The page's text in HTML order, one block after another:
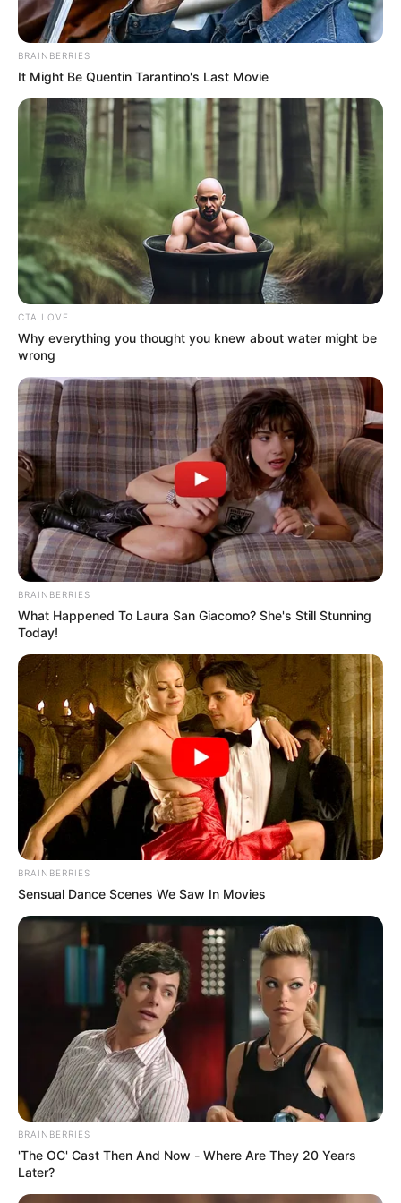
recomendación.
LEA TAMBIÉN
Del 20 de Julio a Altamira por el
cielo: Galán confirma fecha de
estreno del TransMiCable
Los dos parqueaderos
recomendados
hoteleros reconocidos, lo que garantiza seguridad y
vigilancia privada:
Hotel Courtyard by Marriott:Ubicado sobre la
Avenida 26, es un edificio moderno de vidrios que
cuenta con parqueadero público bajo techo. La
tarifa por 24 horas ronda los $30.000 pesos
. Si el
viaje es de fin de semana, dos noches de parqueo
cuestan aproximadamente$60.000 pesos.
Hotel Movich Buró 26:Situado unos metros antes
del Courtyard, ofrece un parqueadero descubierto
con tarifas similares y vigilancia privada. Es otra
opción económica y confiable para dejar el vehículo
mientras se viaja.
BRAINBERRIES
It Might Be Quentin Tarantino's Last Movie
CTA LOVE
Why everything you thought you knew about water might be
wrong
BRAINBERRIES
What Happened To Laura San Giacomo? She's Still Stunning
Today!
BRAINBERRIES
Sensual Dance Scenes We Saw In Movies
BRAINBERRIES
'The OC' Cast Then And Now - Where Are They 20 Years
Later?